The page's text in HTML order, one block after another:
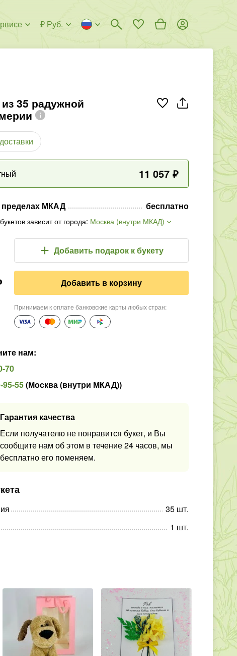
₽ Руб.
35 радужной
11 057 ₽
пределах МКАД бесплатно
зависит от города: Москва (внутри МКАД)
Добавить подарок к букету
Добавить в корзину
Принимаем к оплате банковские карты любых стран:
нам:
70
95-55(Москва (внутри МКАД))
Гарантия качества
Если получателю не понравится букет, и Вы
сообщите нам об этом в течение 24 часов, мы
бесплатно его поменяем.
35 шт.
1 шт.